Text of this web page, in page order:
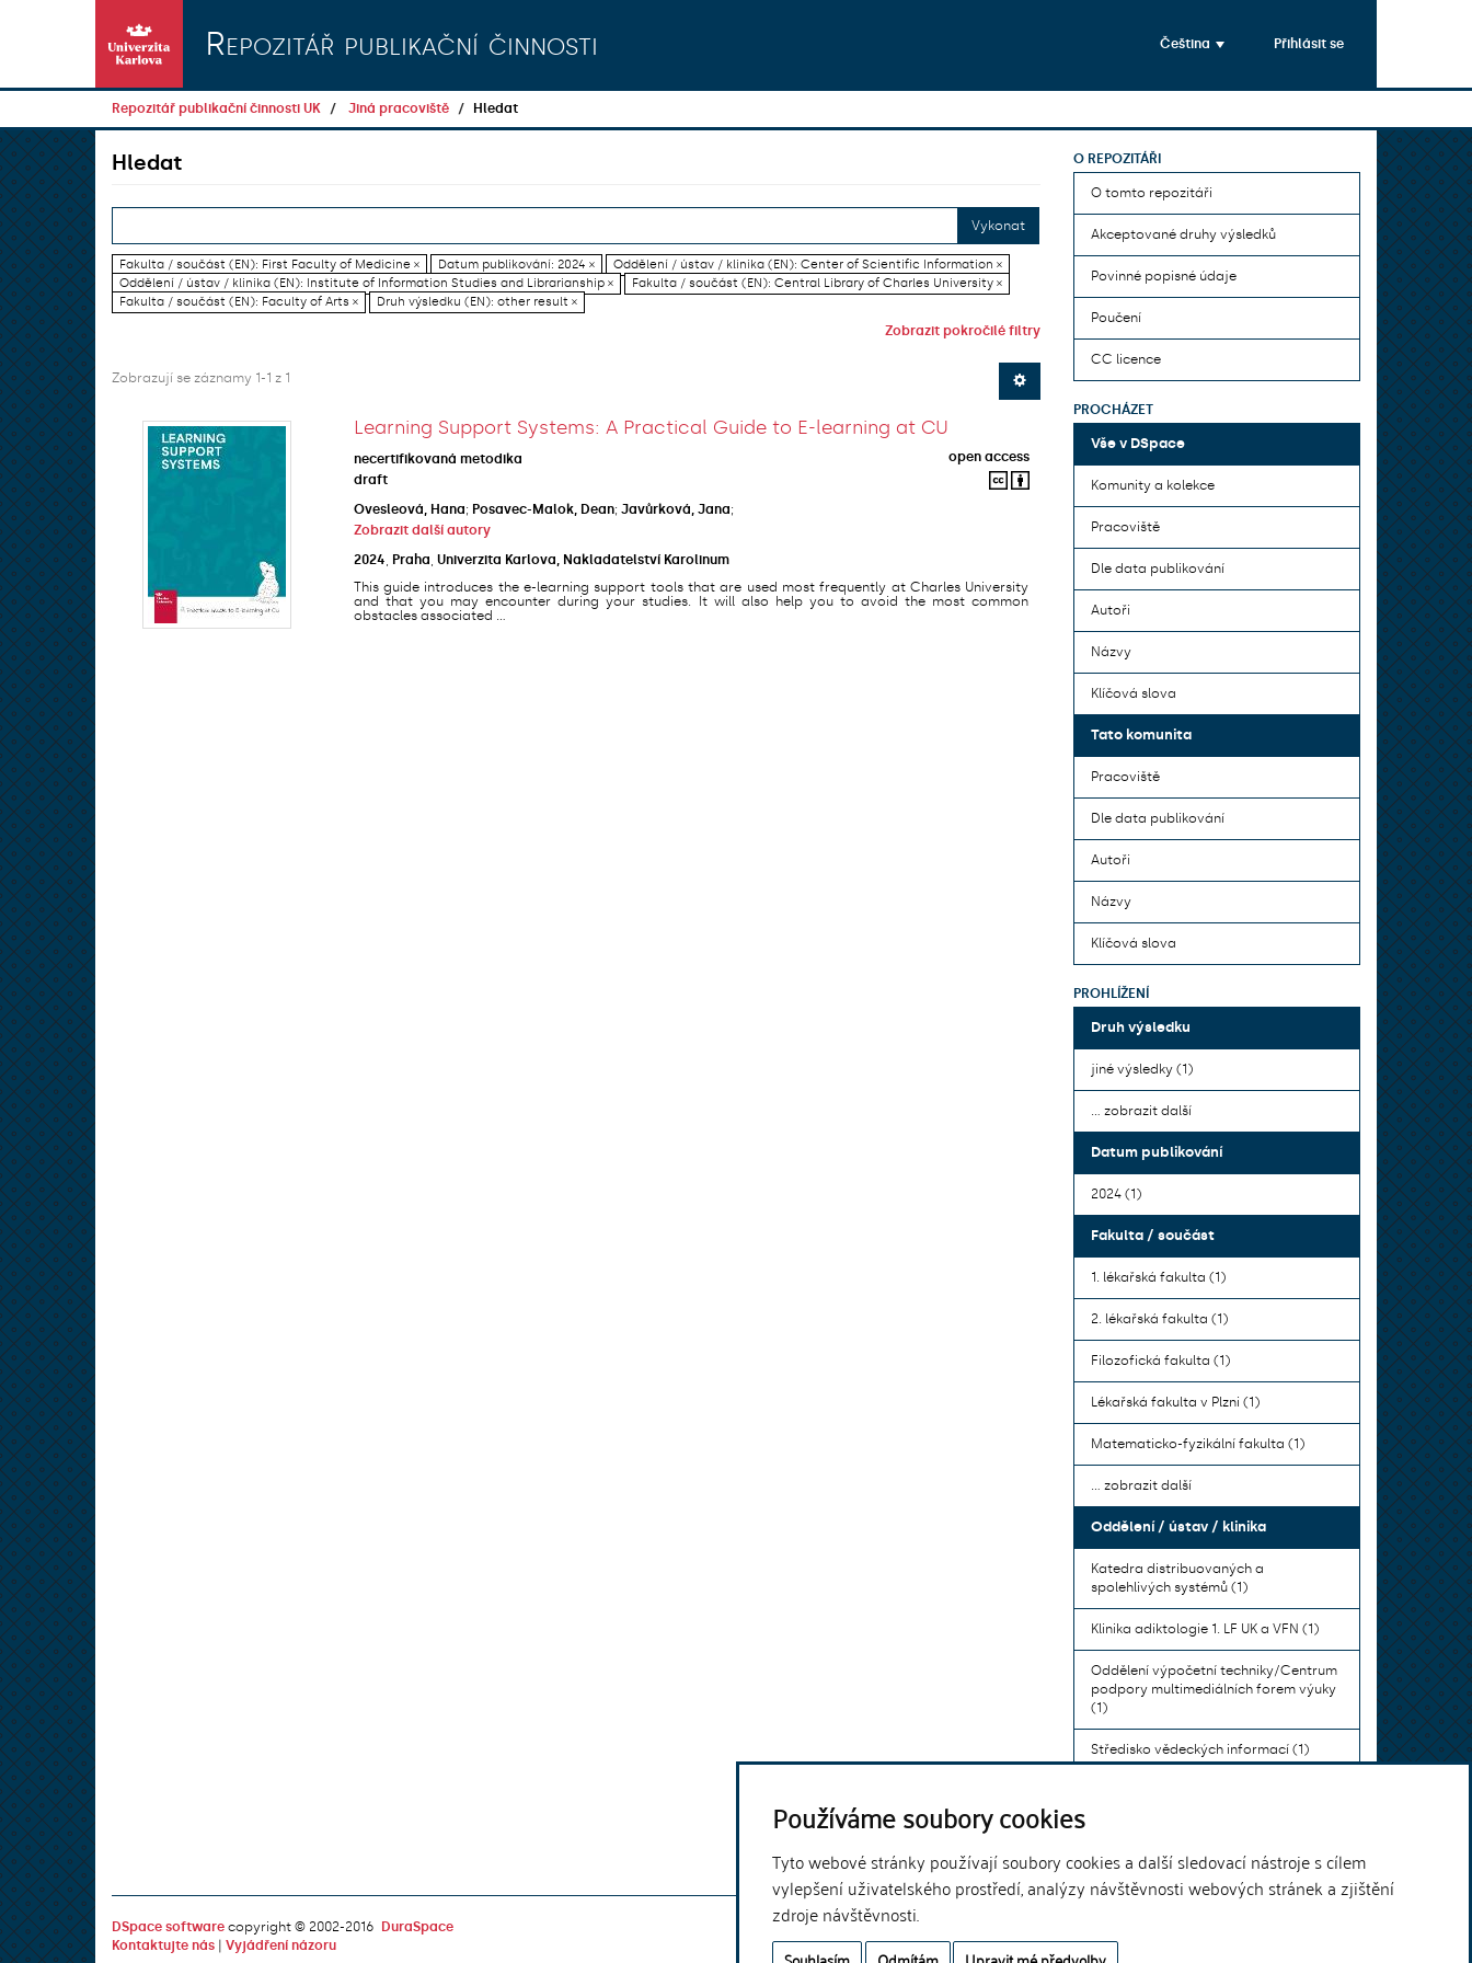
Používáme soubory cookies
Tyto webové stránky používají soubory cookies a další sledovací nástroje s cílem
vylepšení uživatelského prostředí, analýzy návštěvnosti webových stránek a zjištění
zdroje návštěvnosti.
Repozitář publikační činnosti Čeština Přihlásit se
Repozitář publikační činnosti UK Jiná pracoviště Hledat
Hledat
Vykonat
Fakulta / součást (EN): First Faculty of Medicine × Datum publikování: 2024 ×
Oddělení / ústav / klinika (EN): Center of Scientific Information ×
Oddělení / ústav / klinika (EN): Institute of Information Studies and Librarianship ×
Fakulta / součást (EN): Central Library of Charles University ×
Fakulta / součást (EN): Faculty of Arts ×
Druh výsledku (EN): other result ×
Zobrazit pokročilé filtry
Zobrazují se záznamy 1-1 z 1
Learning Support Systems: A Practical Guide to E-learning at CU
necertifikovaná metodika
open access
draft
Ovesleová, Hana; Posavec-Malok, Dean; Javůrková, Jana;
Zobrazit další autory
2024
Praha Univerzita Karlova, Nakladatelství Karolinum
This guide introduces the e-learning support tools that are used most frequently at Charles University
and that you may encounter during your studies. It will also help you to avoid the most common
obstacles associated ...
O REPOZITÁŘI
O tomto repozitáři
Akceptované druhy výsledků
Povinné popisné údaje
Poučení
CC licence
PROCHÁZET
Vše v DSpace
Komunity a kolekce
Pracoviště
Dle data publikování
Autoři
Názvy
Klíčová slova
Tato komunita
Pracoviště
Dle data publikování
Autoři
Názvy
Klíčová slova
PROHLÍŽENÍ
Druh výsledku
jiné výsledky (1)
... zobrazit další
Datum publikování
2024 (1)
Fakulta / součást
1. lékařská fakulta (1)
2. lékařská fakulta (1)
Filozofická fakulta (1)
Lékařská fakulta v Plzni (1)
Matematicko-fyzikální fakulta (1)
... zobrazit další
Oddělení / ústav / klinika
Katedra distribuovaných a
spolehlivých systémů (1)
Klinika adiktologie 1. LF UK a VFN (1)
Oddělení výpočetní techniky/Centrum
podpory multimediálních forem výuky
(1)
Středisko vědeckých informací (1)
DSpace software copyright © 2002-2016
DuraSpace
Kontaktujte nás
Vyjádření názoru